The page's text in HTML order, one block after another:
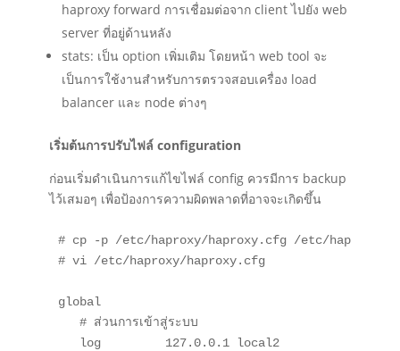
haproxy forward การเชื่อมต่อจาก client ไปยัง web
server ที่อยู่ด้านหลัง
stats: เป็น option เพิ่มเติม โดยหน้า web tool จะ
เป็นการใช้งานสำหรับการตรวจสอบเครื่อง load
balancer และ node ต่างๆ
เริ่มต้นการปรับไฟล์ configuration
ก่อนเริ่มดำเนินการแก้ไขไฟล์ config ควรมีการ backup
ไว้เสมอๆ เพื่อป้องการความผิดพลาดที่อาจจะเกิดขึ้น
# cp -p /etc/haproxy/haproxy.cfg /etc/haproxy/
# vi /etc/haproxy/haproxy.cfg
global
# ส่วนการเข้าสู่ระบบ
log         127.0.0.1 local2